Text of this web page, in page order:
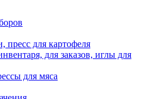
пресс для картофеля
для заказов, иглы для
для мяса